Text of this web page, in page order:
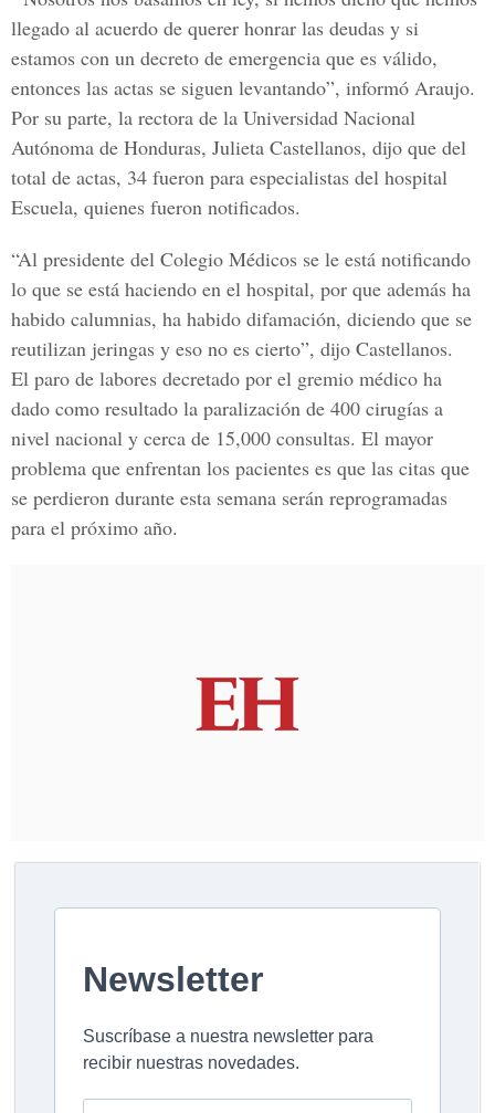
llegado al acuerdo de querer honrar las deudas y si
estamos con un decreto de emergencia que es válido,
entonces las actas se siguen levantando”, informó Araujo.
Por su parte, la rectora de la Universidad Nacional
Autónoma de Honduras, Julieta Castellanos, dijo que del
total de actas, 34 fueron para especialistas del hospital
Escuela, quienes fueron notificados.
“Al presidente del Colegio Médicos se le está notificando
lo que se está haciendo en el hospital, por que además ha
habido calumnias, ha habido difamación, diciendo que se
reutilizan jeringas y eso no es cierto”, dijo Castellanos.
El paro de labores decretado por el gremio médico ha
dado como resultado la paralización de 400 cirugías a
nivel nacional y cerca de 15,000 consultas. El mayor
problema que enfrentan los pacientes es que las citas que
se perdieron durante esta semana serán reprogramadas
para el próximo año.